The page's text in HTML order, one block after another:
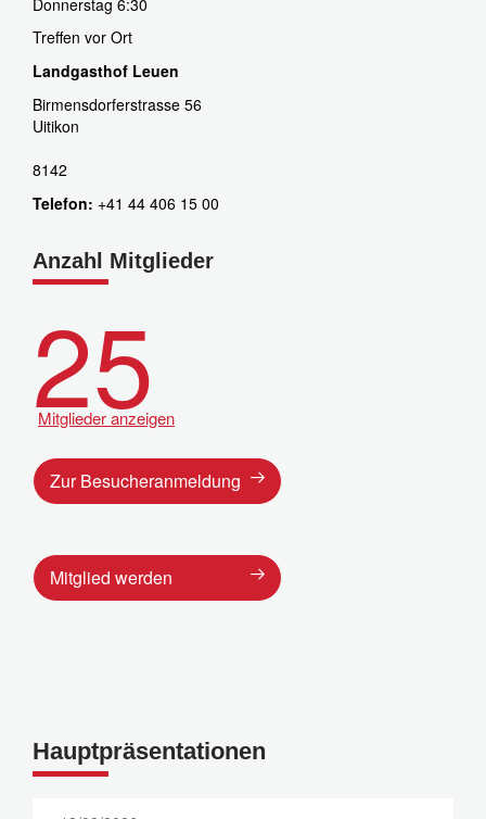
Donnerstag 6:30
Treffen vor Ort
Landgasthof Leuen
Birmensdorferstrasse 56
Uitikon
8142
Telefon: +41 44 406 15 00
Anzahl Mitglieder
25
Mitglieder anzeigen
Zur Besucheranmeldung
Mitglied werden
Hauptpräsentationen